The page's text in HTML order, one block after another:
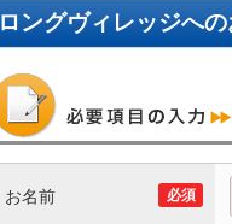
ロングヴィレッジへ
必須
お名前